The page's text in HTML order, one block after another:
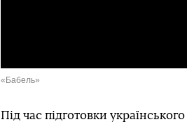
«Бабель»
Під час підготовки